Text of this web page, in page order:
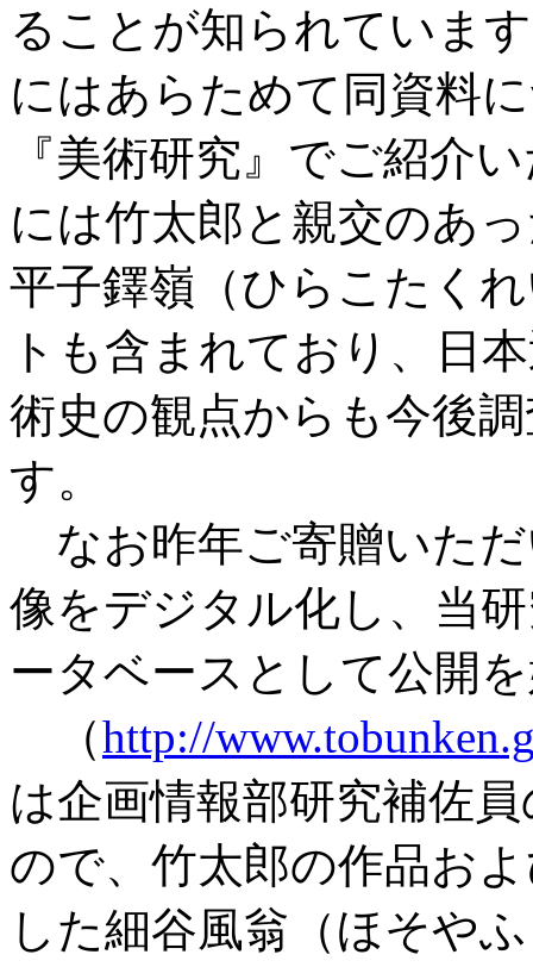
ることが知られていま
にはあらためて同資料
『美術研究』でご紹介
には竹太郎と親交のあ
平子鐸嶺（ひらこたく
トも含まれており、日
術史の観点からも今後
す。
なお昨年ご寄贈いた
像をデジタル化し、当
ータベースとして公開
（http://
は企画情報部研究補佐
ので、竹太郎の作品お
した細谷風翁（ほそや